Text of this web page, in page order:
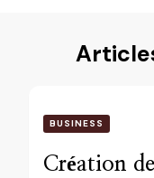
BUSINESS
Création